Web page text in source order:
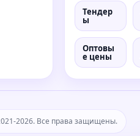
Тендер
ы
Оптовы
е цены
2026. Все права защищены.